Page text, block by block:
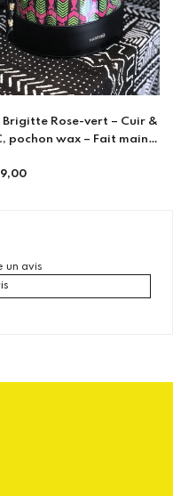
Rose-vert – Cuir &
wax – Fait main à
un avis